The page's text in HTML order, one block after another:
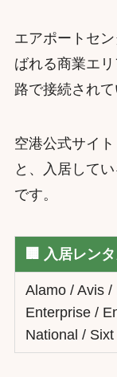
エアポートセ
ばれる商業エ
路で接続されて
空港公式サイ
と、入居して
です。
🏢 入居レン
Alamo / Avis
Enterprise /
National / Sixt